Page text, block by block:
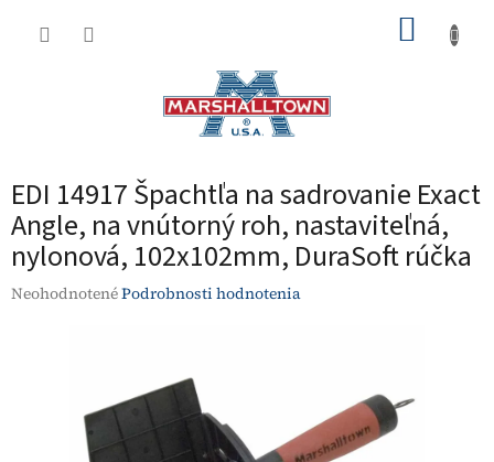
EDI 14917 Špachtľa na sadrovanie Exact
Angle, na vnútorný roh, nastaviteľná,
nylonová, 102x102mm, DuraSoft rúčka
Priemerné
hviezdičiek.
NeohodnotenéPodrobnosti hodnotenia